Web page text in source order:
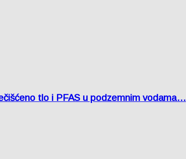
tlo i PFAS u podzemnim vodama…